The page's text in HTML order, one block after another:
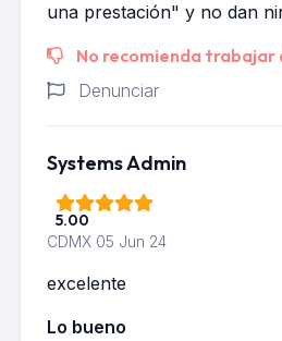
una prestación" y no dan
No recomienda trabajar
Denunciar
Systems Admin
5.00
CDMX 05 Jun 24
excelente
Lo bueno